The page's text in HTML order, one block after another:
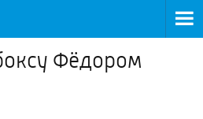
Фёдором